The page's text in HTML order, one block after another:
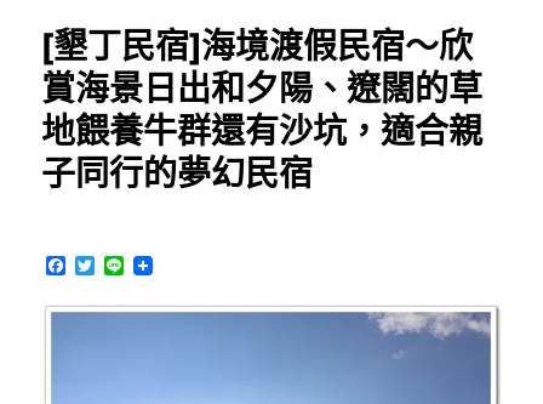
人
家
家
常
菜，
價
[墾丁民宿]海境渡假民宿～欣
賞海景日出和夕陽、遼闊的草
地餵養牛群還有沙坑，適合親
子同行的夢幻民宿
F
c
T
i
L
n